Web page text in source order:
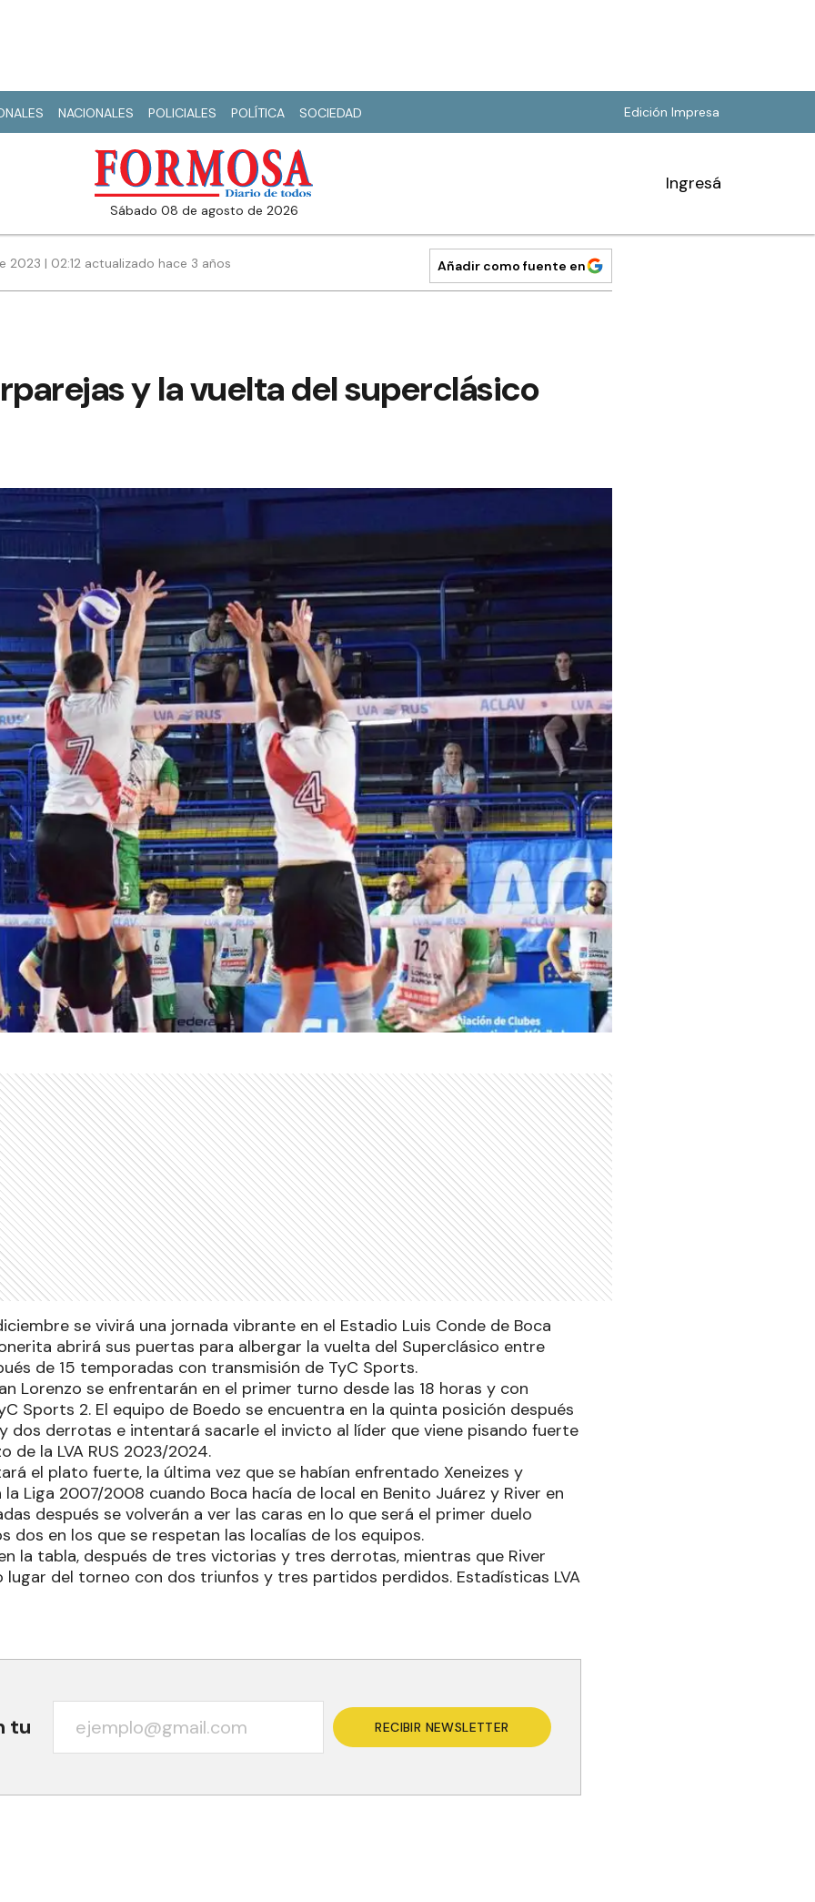
NACIONALES POLICIALES POLÍTICA SOCIEDAD Edición Impresa
sábado 08 de agosto de 2026
Ingresá
2023 | 02:12 actualizado hace 3 años Añadir como fuente en
y la vuelta del superclásico
se vivirá una jornada vibrante en el Estadio Luis Conde de Boca
abrirá sus puertas para albergar la vuelta del Superclásico entre
de 15 temporadas con transmisión de TyC Sports.
Lorenzo se enfrentarán en el primer turno desde las 18 horas y con
Sports 2. El equipo de Boedo se encuentra en la quinta posición después
dos derrotas e intentará sacarle el invicto al líder que viene pisando fuerte
de la LVA RUS 2023/2024.
el plato fuerte, la última vez que se habían enfrentado Xeneizes y
Liga 2007/2008 cuando Boca hacía de local en Benito Juárez y River en
después se volverán a ver las caras en lo que será el primer duelo
dos en los que se respetan las localías de los equipos.
la tabla, después de tres victorias y tres derrotas, mientras que River
lugar del torneo con dos triunfos y tres partidos perdidos. Estadísticas LVA
tu RECIBIR NEWSLETTER